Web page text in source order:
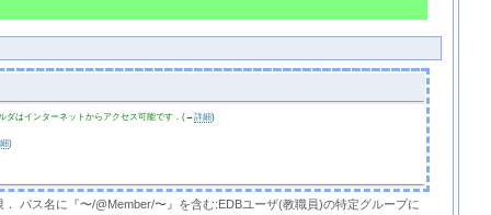
ダはインターネットからアクセス可能です．(→詳細)
)
パス名に『〜/@Member/〜』を含む:EDBユーザ(教職員)の特定グループに